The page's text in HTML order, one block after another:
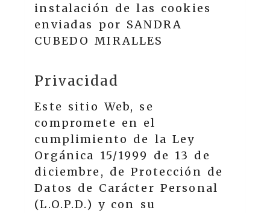
instalación de las cookies
enviadas por SANDRA
CUBEDO MIRALLES
Privacidad
Este sitio Web, se
compromete en el
cumplimiento de la Ley
Orgánica 15/1999 de 13 de
diciembre, de Protección de
Datos de Carácter Personal
(L.O.P.D.) y con su